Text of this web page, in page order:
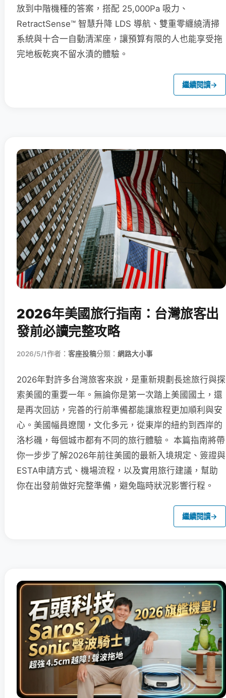
放到中階機種的答案，搭配 25,000Pa 吸力、
RetractSense™ 智慧升降 LDS 導航、雙重零纏繞清掃
系統與十合一自動清潔座，讓預算有限的人也能享受拖
完地板乾爽不留水漬的體驗。
繼續閱讀→
2026年美國旅行指南：台灣旅客出
發前必讀完整攻略
2026/5/1作者： 客座投稿分類： 網路大小事
2026年對許多台灣旅客來說，是重新規劃長途旅行與探
索美國的重要一年。無論你是第一次踏上美國國土，還
是再次回訪，完善的行前準備都能讓旅程更加順利與安
心。美國幅員遼闊，文化多元，從東岸的紐約到西岸的
洛杉磯，每個城市都有不同的旅行體驗。 本篇指南將帶
你一步步了解2026年前往美國的最新入境規定、簽證與
ESTA申請方式、機場流程，以及實用旅行建議，幫助
你在出發前做好完整準備，避免臨時狀況影響行程。
繼續閱讀→